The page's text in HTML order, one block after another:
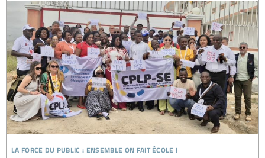
la force du public : ensemble on fait école !